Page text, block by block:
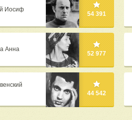
Иосиф
54 391
Анна
52 977
44 542